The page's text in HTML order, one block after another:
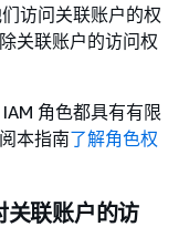
访问关联账户的权
关联账户的访问权
角色都具有有限
本指南了解角色权
关联账户的访